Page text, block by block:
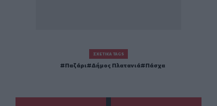
ΣΧΕΤΙΚΆ TAGS
Παζάρι Δήμος Πλατανιά Πάσχα